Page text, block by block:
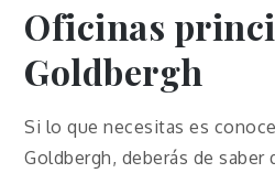
Oficinas
Goldbergh
Si lo que necesitas es
Goldbergh, deberás de saber